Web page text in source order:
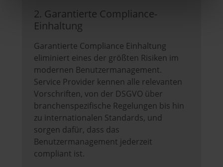
2. Garantierte Compliance-
Einhaltung
Garantierte Compliance Einhaltung
eliminiert eines der größten Risiken im
modernen Benutzermanagement.
Service Provider kennen alle relevanten
Vorschriften, von der DSGVO über
branchenspezifische Regelungen bis hin
zu internationalen Standards, und
sorgen dafür, dass das
Benutzermanagement jederzeit
compliant ist.